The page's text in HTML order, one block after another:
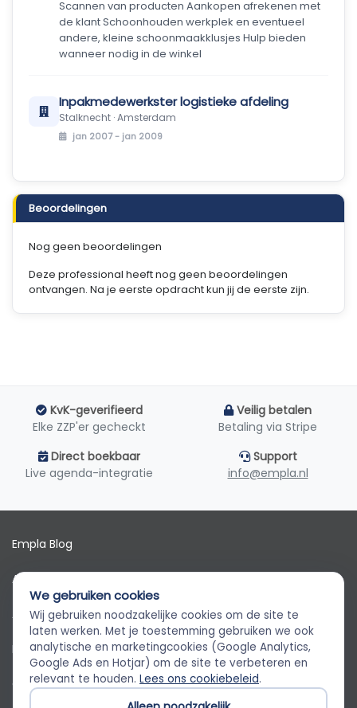
Scannen van producten Aankopen afrekenen met
de klant Schoonhouden werkplek en eventueel
andere, kleine schoonmaakklusjes Hulp bieden
wanneer nodig in de winkel
Inpakmedewerkster logistieke afdeling
Stalknecht · Amsterdam
jan 2007 - jan 2009
Beoordelingen
Nog geen beoordelingen
Deze professional heeft nog geen beoordelingen
ontvangen. Na je eerste opdracht kun jij de eerste zijn.
KvK-geverifieerd
Elke ZZP'er gecheckt
Veilig betalen
Betaling via Stripe
Direct boekbaar
Live agenda-integratie
Support
info@empla.nl
Empla Blog
Algemene voorwaarden
AVG
Privacybeleid
Cookiebeleid
Empla Assistent
Altijd beschikbaar, stel een vraag
We gebruiken cookies
Wij gebruiken noodzakelijke cookies om de site te
laten werken. Met je toestemming gebruiken we ook
analytische en marketingcookies (Google Analytics,
Google Ads en Hotjar) om de site te verbeteren en
relevant te houden. Lees ons cookiebeleid.